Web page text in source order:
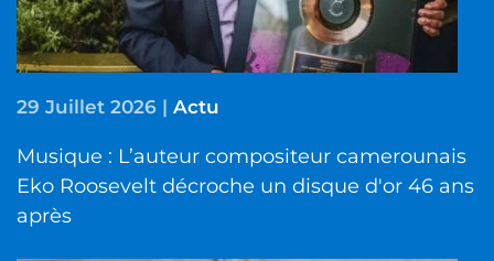
29 Juillet 2026 | Actu
Musique : L’auteur compositeur camerounais
Eko Roosevelt décroche un disque d'or 46 ans
après